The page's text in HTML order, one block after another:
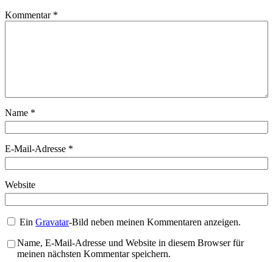
Kommentar *
Name *
E-Mail-Adresse *
Website
EinGravatar-Bild neben meinen Kommentaren anzeigen.
Name, E-Mail-Adresse und Website in diesem Browser für
meinen nächsten Kommentar speichern.